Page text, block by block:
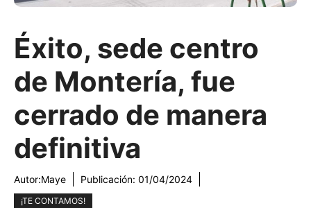
Éxito, sede centro
de Montería, fue
cerrado de manera
definitiva
Autor:Maye Publicación: 01/04/2024
¡TE CONTAMOS!